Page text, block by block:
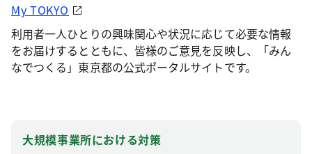
My TOKYO
利用者一人ひとりの興味関心や状況に応じて必要な情報
をお届けするとともに、皆様のご意見を反映し、「みん
なでつくる」東京都の公式ポータルサイトです。
大規模事業所における対策